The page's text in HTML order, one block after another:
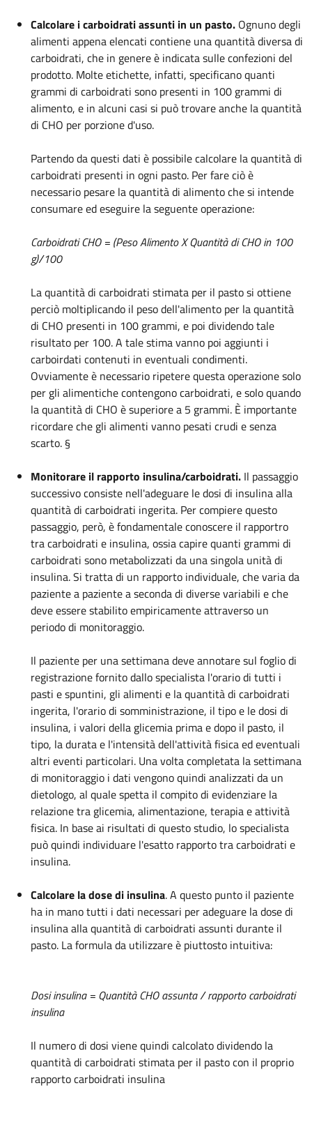
Calcolare i carboidrati assunti in un pasto. Ognuno degli
alimenti appena elencati contiene una quantità diversa di
carboidrati, che in genere è indicata sulle confezioni del
prodotto. Molte etichette, infatti, specificano quanti
grammi di carboidrati sono presenti in 100 grammi di
alimento, e in alcuni casi si può trovare anche la quantità
di CHO per porzione d'uso.
Partendo da questi dati è possibile calcolare la quantità di
carboidrati presenti in ogni pasto. Per fare ciò è
necessario pesare la quantità di alimento che si intende
consumare ed eseguire la seguente operazione:
Carboidrati CHO = (Peso Alimento X Quantità di CHO in 100
g)/100
La quantità di carboidrati stimata per il pasto si ottiene
perciò moltiplicando il peso dell'alimento per la quantità
di CHO presenti in 100 grammi, e poi dividendo tale
risultato per 100. A tale stima vanno poi aggiunti i
carboirdati contenuti in eventuali condimenti.
Ovviamente è necessario ripetere questa operazione solo
per gli alimentiche contengono carboidrati, e solo quando
la quantità di CHO è superiore a 5 grammi. È importante
ricordare che gli alimenti vanno pesati crudi e senza
scarto. §
Monitorare il rapporto insulina/carboidrati. Il passaggio
successivo consiste nell'adeguare le dosi di insulina alla
quantità di carboidrati ingerita. Per compiere questo
passaggio, però, è fondamentale conoscere il rapportro
tra carboidrati e insulina, ossia capire quanti grammi di
carboidrati sono metabolizzati da una singola unità di
insulina. Si tratta di un rapporto individuale, che varia da
paziente a paziente a seconda di diverse variabili e che
deve essere stabilito empiricamente attraverso un
periodo di monitoraggio.
Il paziente per una settimana deve annotare sul foglio di
registrazione fornito dallo specialista l'orario di tutti i
pasti e spuntini, gli alimenti e la quantità di carboidrati
ingerita, l'orario di somministrazione, il tipo e le dosi di
insulina, i valori della glicemia prima e dopo il pasto, il
tipo, la durata e l'intensità dell'attività fisica ed eventuali
altri eventi particolari. Una volta completata la settimana
di monitoraggio i dati vengono quindi analizzati da un
dietologo, al quale spetta il compito di evidenziare la
relazione tra glicemia, alimentazione, terapia e attività
fisica. In base ai risultati di questo studio, lo specialista
può quindi individuare l'esatto rapporto tra carboidrati e
insulina.
Calcolare la dose di insulina. A questo punto il paziente
ha in mano tutti i dati necessari per adeguare la dose di
insulina alla quantità di carboidrati assunti durante il
pasto. La formula da utilizzare è piuttosto intuitiva:
Dosi insulina = Quantità CHO assunta / rapporto carboidrati
insulina
Il numero di dosi viene quindi calcolato dividendo la
quantità di carboidrati stimata per il pasto con il proprio
rapporto carboidrati insulina